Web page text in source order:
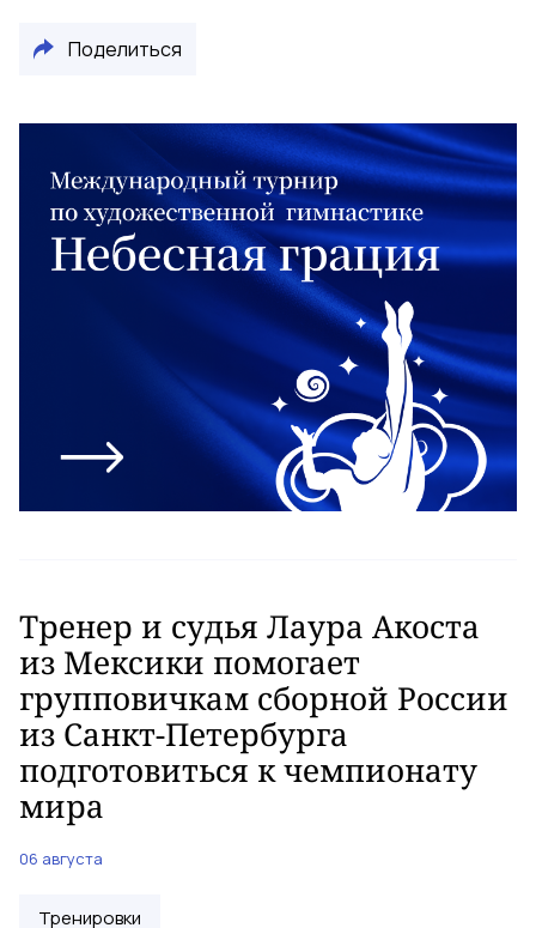
Поделиться
Тренер и судья Лаура Акоста
из Мексики помогает
групповичкам сборной России
из Санкт-Петербурга
подготовиться к чемпионату
мира
06 августа
Тренировки